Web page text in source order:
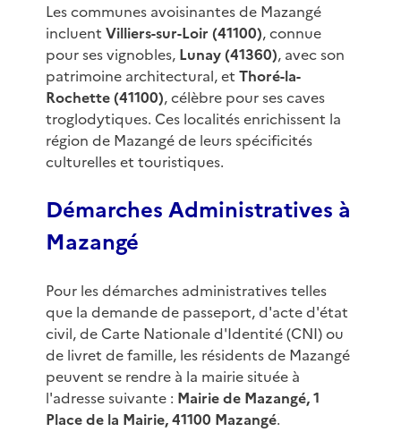
Les communes avoisinantes de Mazangé
incluent Villiers-sur-Loir (41100), connue
pour ses vignobles, Lunay (41360), avec son
patrimoine architectural, et Thoré-la-
Rochette (41100), célèbre pour ses caves
troglodytiques. Ces localités enrichissent la
région de Mazangé de leurs spécificités
culturelles et touristiques.
Démarches Administratives à
Mazangé
Pour les démarches administratives telles
que la demande de passeport, d'acte d'état
civil, de Carte Nationale d'Identité (CNI) ou
de livret de famille, les résidents de Mazangé
peuvent se rendre à la mairie située à
l'adresse suivante : Mairie de Mazangé, 1
Place de la Mairie, 41100 Mazangé.